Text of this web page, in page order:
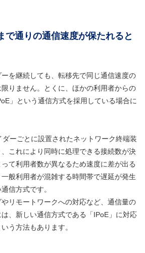
で通りの通信速度が保たれると
を継続しても、転移先で同じ通信速度の
りません。とくに、ほかの利用者からの
」という通信方式を採用している場合に
ーごとに設置されたネットワーク終端装
これにより同時に処理できる接続数が決
て利用者数が異なるため速度に差が出る
般利用者が混雑する時間帯で遅延が発生
信方式です。
リモートワークへの対応など、通信量の
、新しい通信方式である「IPoE」に対応
う方法もあります。